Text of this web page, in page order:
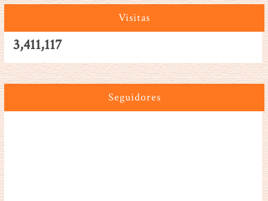
Visitas
3,411,117
Seguidores